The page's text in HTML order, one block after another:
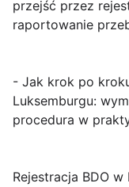
przejść przez
raportowanie
- Jak krok po
Luksemburgu:
procedura w
Rejestracja BDO